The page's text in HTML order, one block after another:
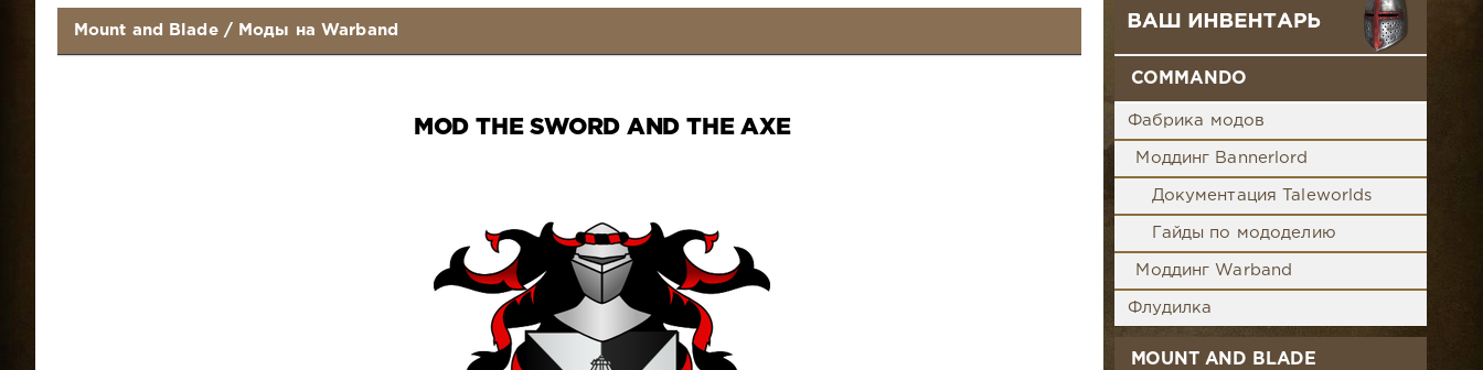
Mount and Blade/ Моды на Warband
MOD THE SWORD AND THE AXE
COMMANDO
Фабрика модов
Моддинг Bannerlord
Документация Taleworlds
Гайды по мододелию
Моддинг Warband
Флудилка
MOUNT AND BLADE